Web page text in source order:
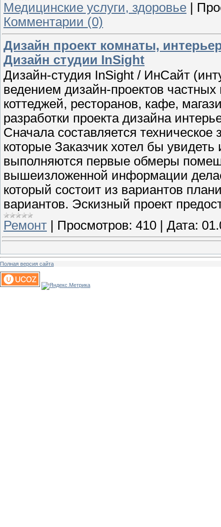
Медицинские услуги, здоровье
Комментарии (0)
Дизайн проект комнаты,
Дизайн студии InSight
Дизайн-студия InSight / ИнСайт
ведением дизайн-проектов
коттеджей, ресторанов, кафе,
разработки проекта дизайна
Сначала составляется
которые Заказчик хотел бы
выполняются первые обмеры
вышеизложенной информации
который состоит из вариантов
вариантов. Эскизный проект
Ремонт
Просмотров: 410 Дата:
Полная версия сайта